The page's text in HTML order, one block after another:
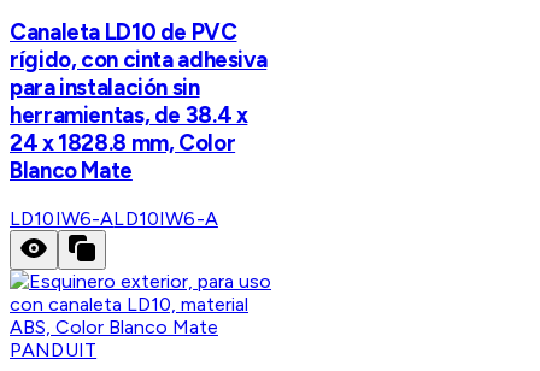
Canaleta LD10 de PVC
rígido, con cinta adhesiva
para instalación sin
herramientas, de 38.4 x
24 x 1828.8 mm, Color
Blanco Mate
LD10IW6-ALD10IW6-A
PANDUIT